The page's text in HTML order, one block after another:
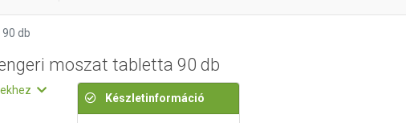
db
moszat tabletta 90 db
Készletinformáció